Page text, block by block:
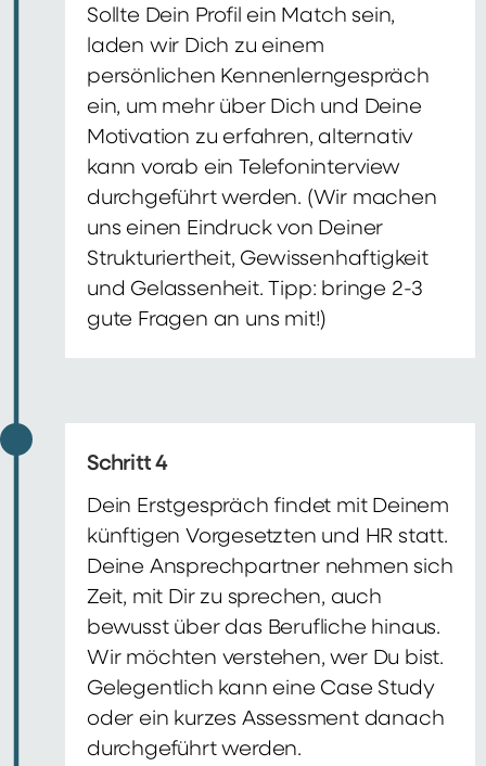
Sollte Dein Profil ein Match sein,
laden wir Dich zu einem
persönlichen Kennenlerngespräch
ein, um mehr über Dich und Deine
Motivation zu erfahren, alternativ
kann vorab ein Telefoninterview
durchgeführt werden. (Wir machen
uns einen Eindruck von Deiner
Strukturiertheit, Gewissenhaftigkeit
und Gelassenheit. Tipp: bringe 2-3
gute Fragen an uns mit!)
Schritt 4
Dein Erstgespräch findet mit Deinem
künftigen Vorgesetzten und HR statt.
Deine Ansprechpartner nehmen sich
Zeit, mit Dir zu sprechen, auch
bewusst über das Berufliche hinaus.
Wir möchten verstehen, wer Du bist.
Gelegentlich kann eine Case Study
oder ein kurzes Assessment danach
durchgeführt werden.